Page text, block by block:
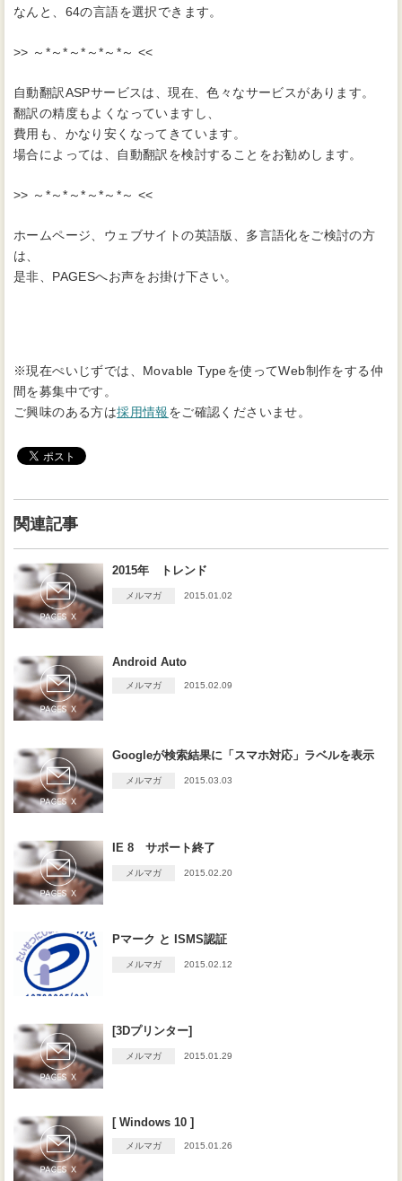
なんと、64の言語を選択できます。
>> ～*～*～*～*～*～ <<
自動翻訳ASPサービスは、現在、色々なサービスがあります。
翻訳の精度もよくなっていますし、
費用も、かなり安くなってきています。
場合によっては、自動翻訳を検討することをお勧めします。
>> ～*～*～*～*～*～ <<
ホームページ、ウェブサイトの英語版、多言語化をご検討の方
は、
是非、PAGESへお声をお掛け下さい。
※現在ぺいじずでは、Movable Typeを使ってWeb制作をする仲
間を募集中です。
ご興味のある方は採用情報をご確認くださいませ。
関連記事
2015年 トレンド
メルマガ 2015.01.02
Android Auto
メルマガ 2015.02.09
Googleが検索結果に「スマホ対応」ラベルを表示
メルマガ 2015.03.03
IE 8 サポート終了
メルマガ 2015.02.20
Pマーク と ISMS認証
メルマガ 2015.02.12
[3Dプリンター]
メルマガ 2015.01.29
[ Windows 10 ]
メルマガ 2015.01.26